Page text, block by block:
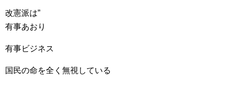
改憲派は”
有事あおり
有事ビジネス
国民の命を全く無視している